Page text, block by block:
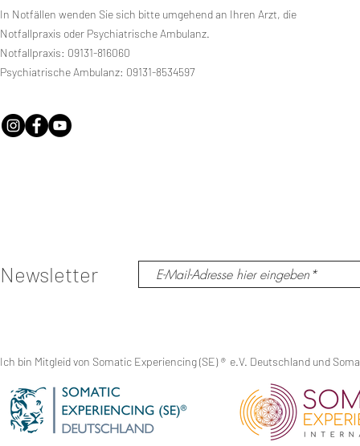
In Notfällen wenden Sie sich bitte umgehend an Ihren Arzt, die
Notfallpraxis oder Psychiatrische Ambulanz.
Notfallpraxis: 09131-816060
Psychiatrische Ambulanz: 09131-8534597
Newsletter
Ich bin Mitgleid von Somatic Experiencing (SE)® e.V. Deutschland und